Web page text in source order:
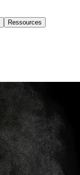
Ressources